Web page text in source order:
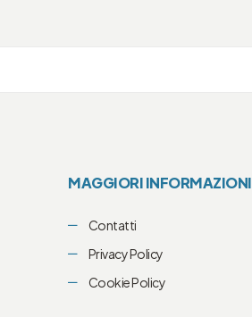
MAGGIORI INFORMAZIONI
Contatti
Privacy Policy
Cookie Policy